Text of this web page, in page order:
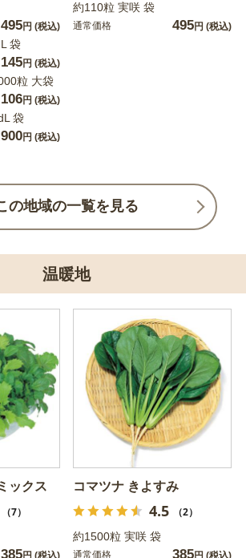
495円 (税込)
袋
円 (税込)
粒 大袋
円 (税込)
袋
円 (税込)
約110粒 実咲 袋
通常価格 495円 (税込)
の地域の一覧を見る
温暖地
ックス
（7）
385円 (税込)
コマツナ きよすみ
4.5 （2）
約1500粒 実咲 袋
通常価格 385円 (税込)